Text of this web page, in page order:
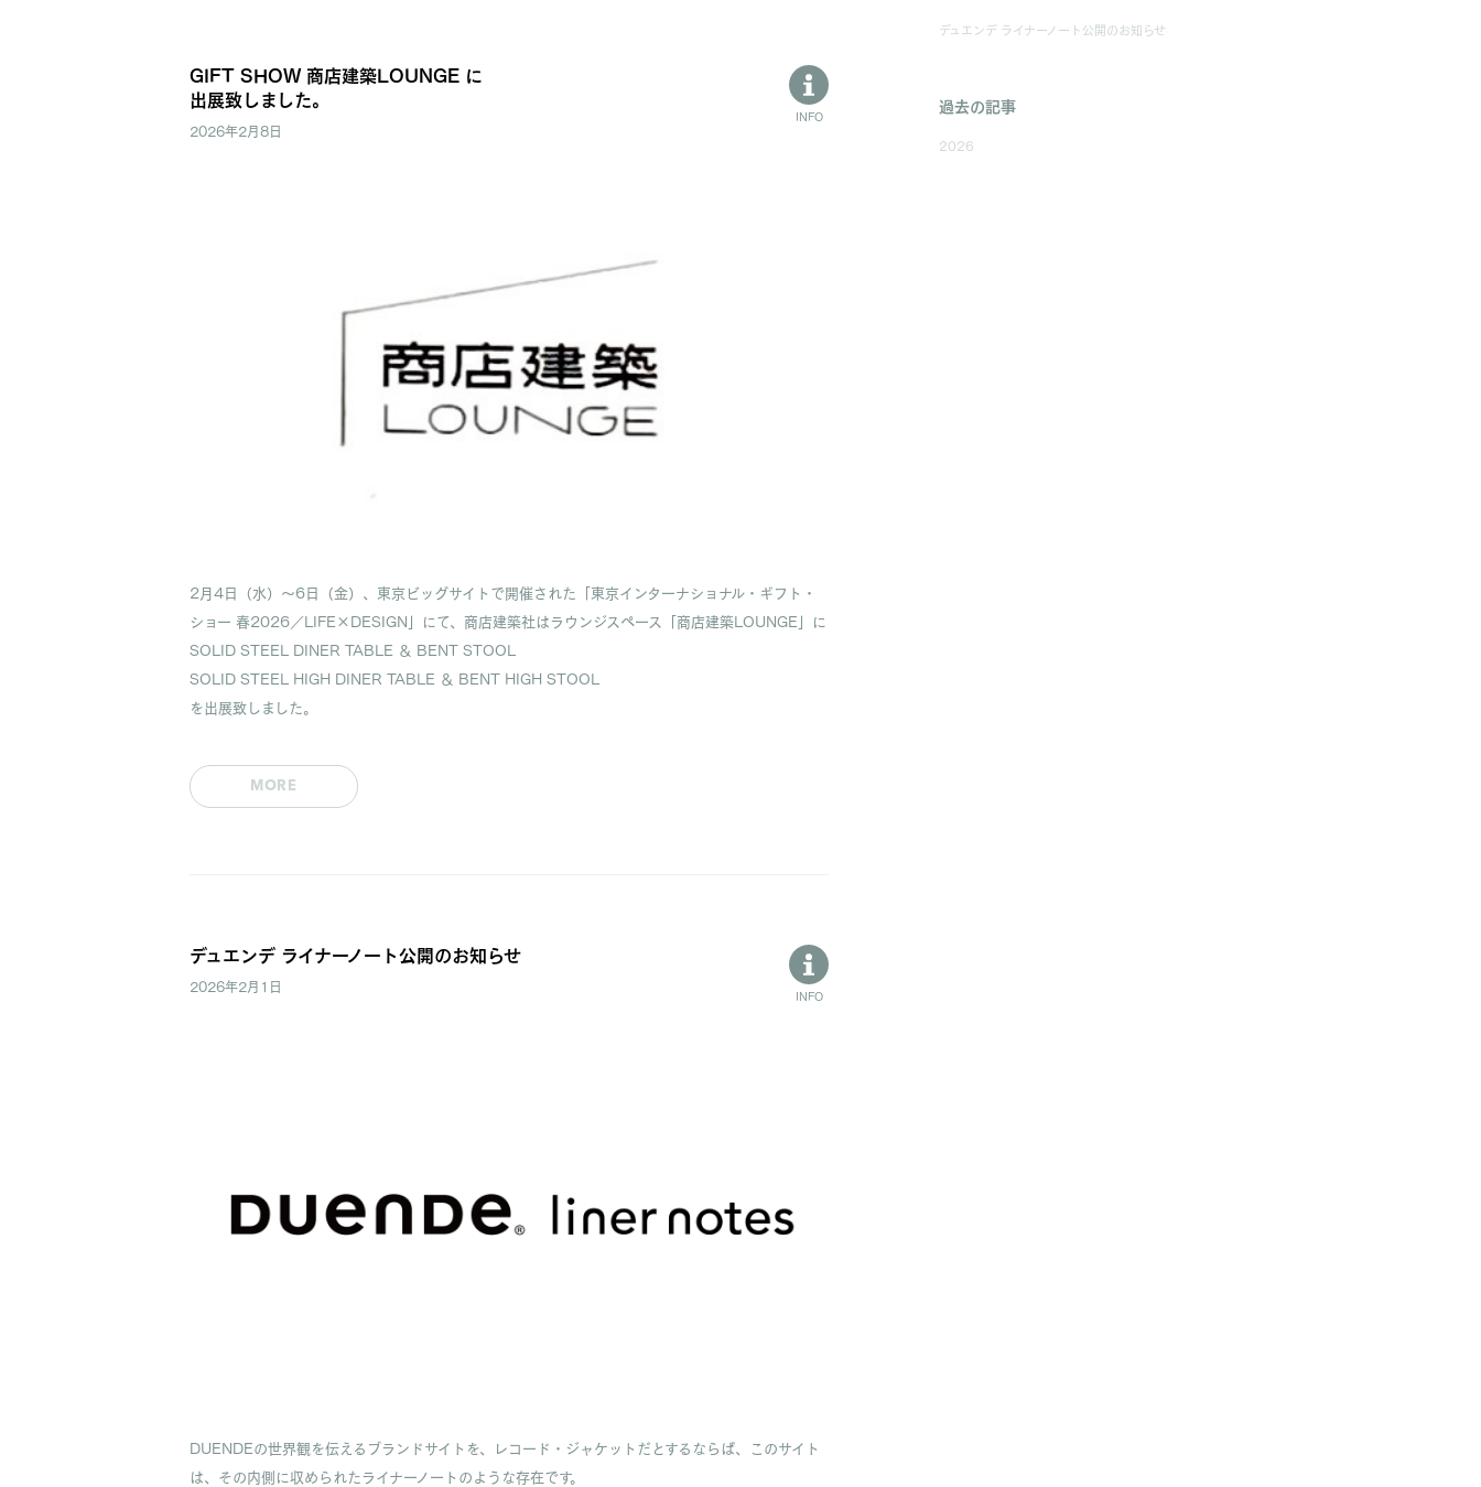
GIFT SHOW 商店建築LOUNGE に
出展致しました。
2026年2月8日
INFO
2月4日（水）～6日（金）、東京ビッグサイトで開催された「東京インターナショナル・ギフト・
ショー 春2026／LIFE×DESIGN」にて、商店建築社はラウンジスペース「商店建築LOUNGE」に
SOLID STEEL DINER TABLE ＆ BENT STOOL
SOLID STEEL HIGH DINER TABLE ＆ BENT HIGH STOOL
を出展致しました。
MORE
デュエンデ ライナーノート公開のお知らせ
2026年2月1日 INFO
DUENDEの世界観を伝えるブランドサイトを、レコード・ジャケットだとするならば、このサイト
は、その内側に収められたライナーノートのような存在です。
デュエンデ ライナーノート公開のお知らせ
過去の記事
2026